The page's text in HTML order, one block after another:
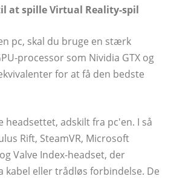
at spille Virtual Reality-spil
pc, skal du bruge en stærk
processor som Nividia GTX og
for at få den bedste
headsettet, adskilt fra pc'en. I så
Rift, SteamVR, Microsoft
Valve Index-headset, der
kabel eller trådløs forbindelse. De